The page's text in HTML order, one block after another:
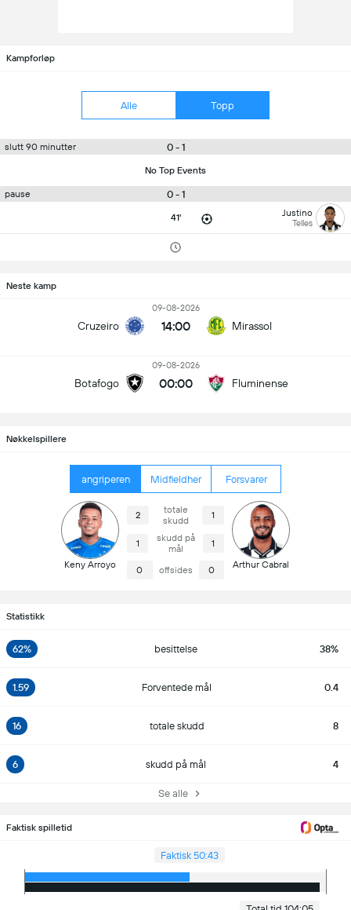
Kampforløp
Alle Topp
slutt 90 minutter 0 - 1
No Top Events
pause 0 - 1
41' Justino
Telles
Neste kamp
Cruzeiro
09-08-2026
14:00 Mirassol
Botafogo
09-08-2026
00:00 Fluminense
Nøkkelspillere
angriperen Midfieldher Forsvarer
Keny Arroyo
2
totale
skudd
1
1
skudd på
mål
1
0 offsides 0 Arthur Cabral
Statistikk
62% besittelse 38%
1.59 Forventede mål 0.4
16 totale skudd 8
6 skudd på mål 4
Se alle
Faktisk spilletid
Faktisk 50:43